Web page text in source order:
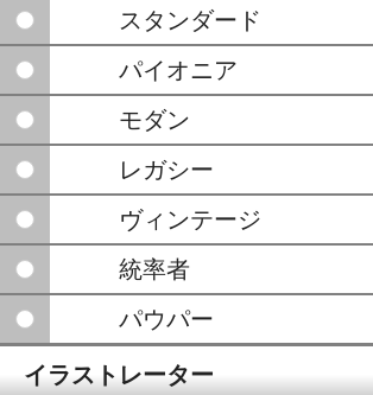
スタンダード
パイオニア
モダン
レガシー
ヴィンテージ
統率者
パウパー
イラストレーター